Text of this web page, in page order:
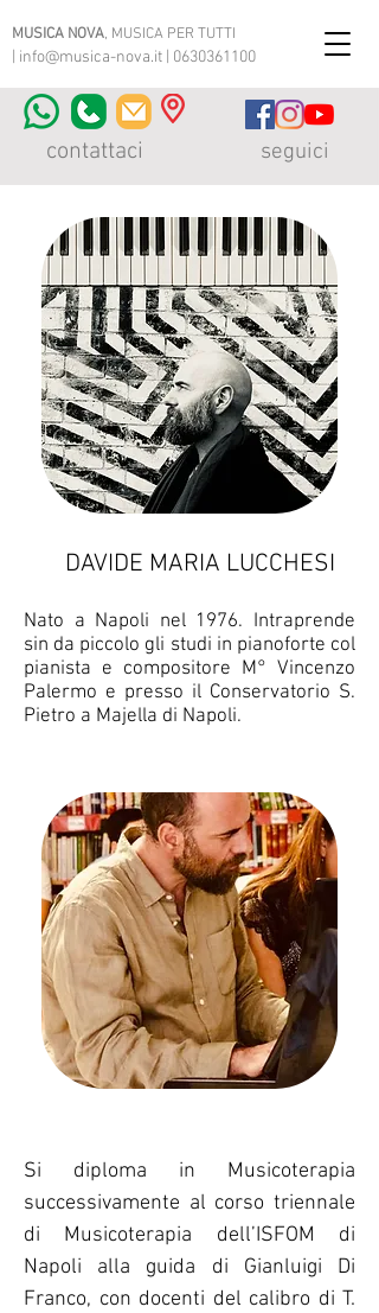
contattaci seguici
MUSICA NOVA, MUSICA PER TUTTI
info@musica-nova.it 0630361100
DAVIDE MARIA LUCCHESI
Nato a Napoli nel 1976. Intraprende
sin da piccolo gli studi in pianoforte col
pianista e compositore M° Vincenzo
Palermo e presso il Conservatorio S.
Pietro a Majella di Napoli.
Si diploma in Musicoterapia
successivamente al corso triennale
di Musicoterapia dell’ISFOM di
Napoli alla guida di Gianluigi Di
Franco, con docenti del calibro di T.